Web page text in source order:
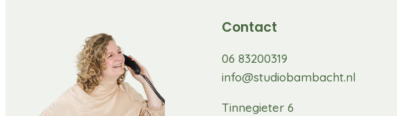
Contact
06 83200319
info@studiobambacht.nl
Tinnegieter 6